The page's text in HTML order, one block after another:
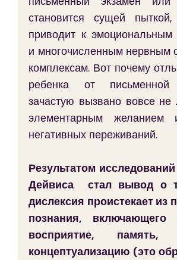
становится сущей пыткой,
приводит к эмоциональным
и многочисленным нервным
комплексам. Вот почему
ребенка от письменной
зачастую вызвано вовсе
элементарным желанием
негативных переживаний.
Результатом
Дейвиса  стал вывод о
дислексия проистекает из
познания,
восприятие, память,
концептуализацию (это